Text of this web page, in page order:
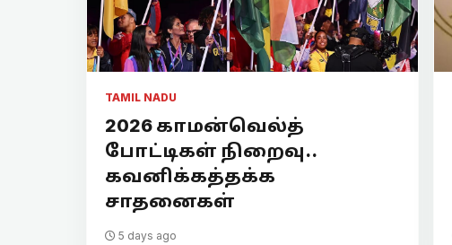
TAMIL NADU
2026 காமன்வெல்த்
போட்டிகள் நிறைவு..
கவனிக்கத்தக்க
சாதனைகள்
5 days ago